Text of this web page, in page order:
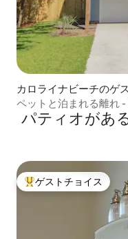
カロライナビーチのゲ
ペットと泊まれる離れ -
パティオがあ
大好評のゲストチョイ
ゲストチョイス